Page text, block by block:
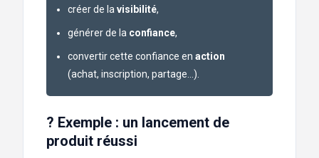
créer de la visibilité,
générer de la confiance,
convertir cette confiance en action
(achat, inscription, partage…).
? Exemple : un lancement de
produit réussi